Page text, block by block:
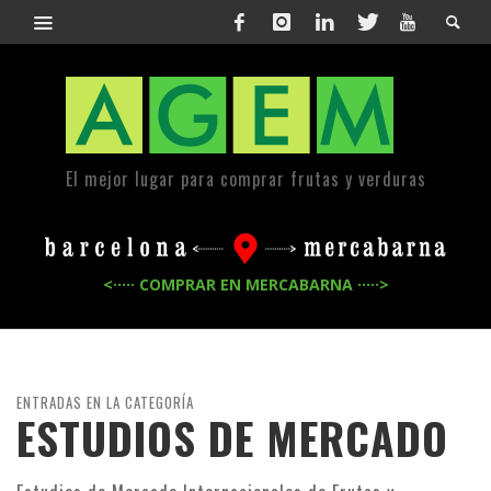
El mejor lugar para comprar frutas y verduras
<····· COMPRAR EN MERCABARNA ·····>
ENTRADAS EN LA CATEGORÍA
ESTUDIOS DE MERCADO